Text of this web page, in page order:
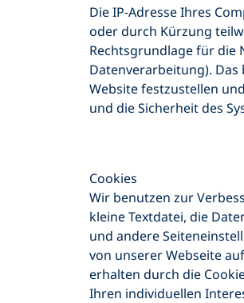
Die IP-Adresse Ihres
oder durch Kürzung
Rechtsgrundlage für die
Datenverarbeitung).
Website festzustellen
und die Sicherheit des
Cookies
Wir benutzen zur
kleine Textdatei, die
und andere
von unserer Webseite
erhalten durch die
Ihren individuellen